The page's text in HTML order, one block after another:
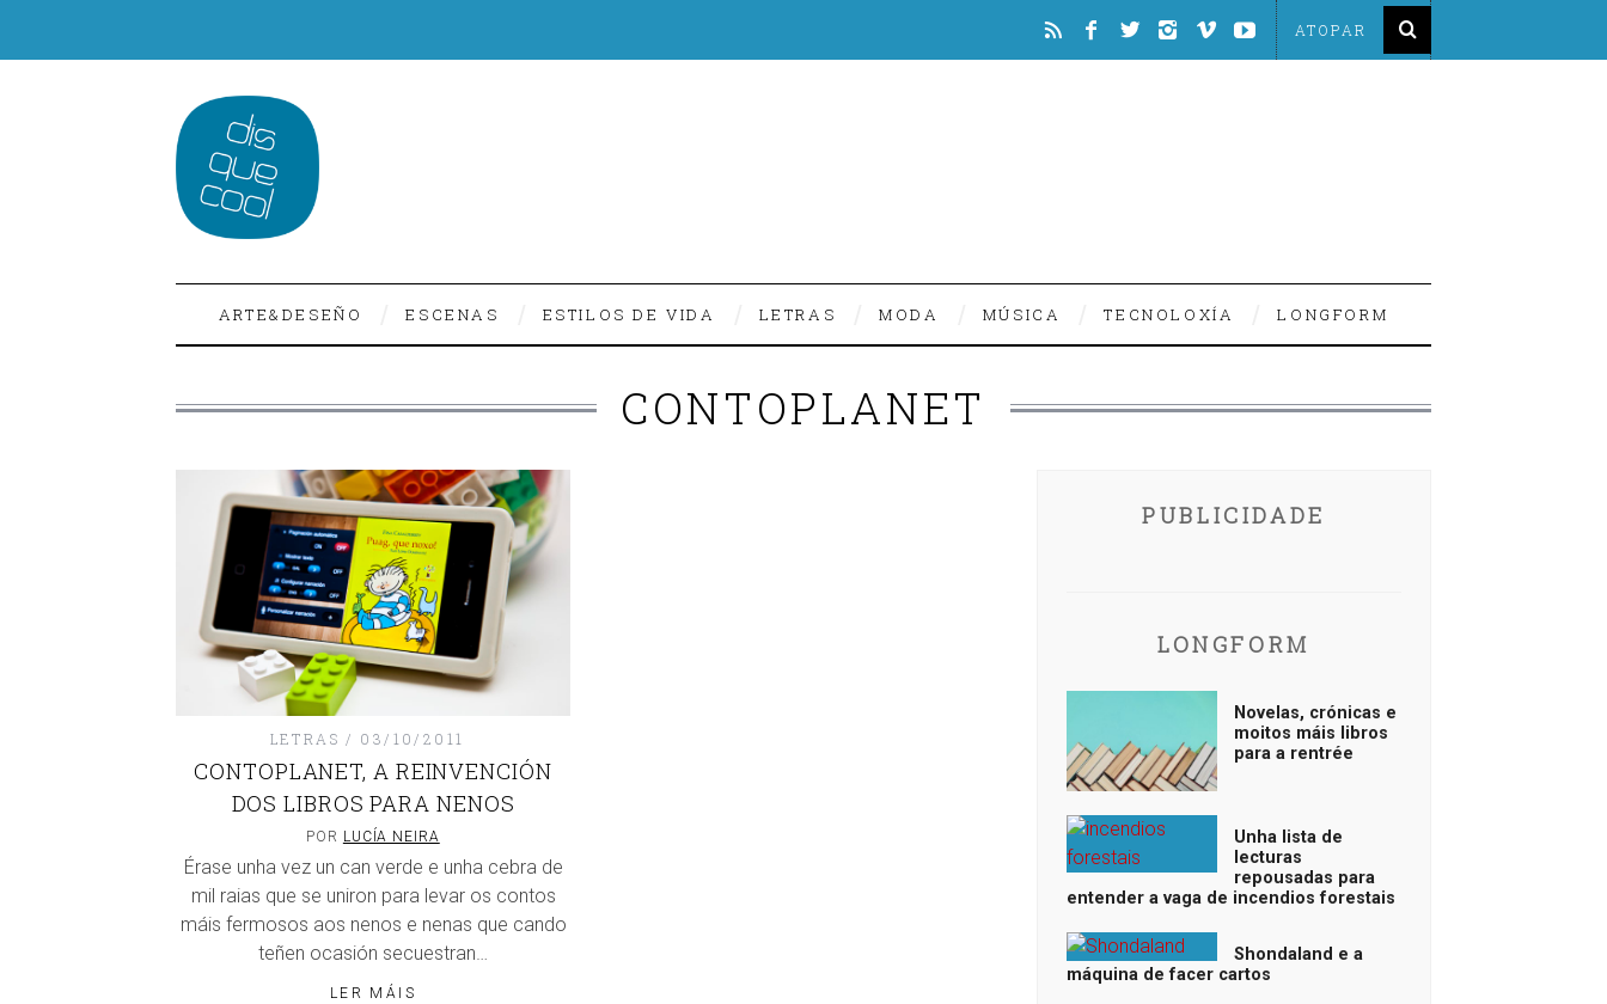
ARTE&DESEÑO ESCENAS ESTILOS DE VIDA LETRAS MODA MÚSICA TECNOLOXÍA LONGFORM
CONTOPLANET
LETRAS 03/10/2011
CONTOPLANET, A REINVENCIÓN
DOS LIBROS PARA NENOS
POR LUCÍA NEIRA
Érase unha vez un can verde e unha cebra de
mil raias que se uniron para levar os contos
máis fermosos aos nenos e nenas que cando
teñen ocasión secuestran…
LER MÁIS
PUBLICIDADE
LONGFORM
Novelas, crónicas e
moitos máis libros
para a rentrée
Unha lista de
lecturas
repousadas para
entender a vaga de incendios forestais
Shondaland e a
máquina de facer cartos